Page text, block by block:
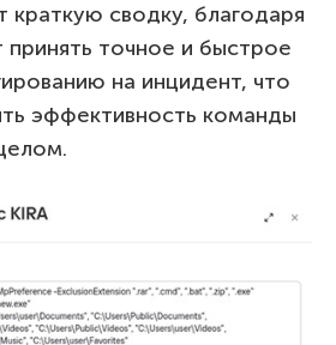
краткую сводку, благодаря
точное и быстрое
на инцидент, что
эффективность команды